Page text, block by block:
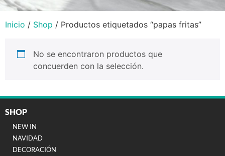
Inicio / Shop / Productos etiquetados “papas fritas”
No se encontraron productos que
concuerden con la selección.
SHOP
NEW IN
NAVIDAD
DECORACIÓN